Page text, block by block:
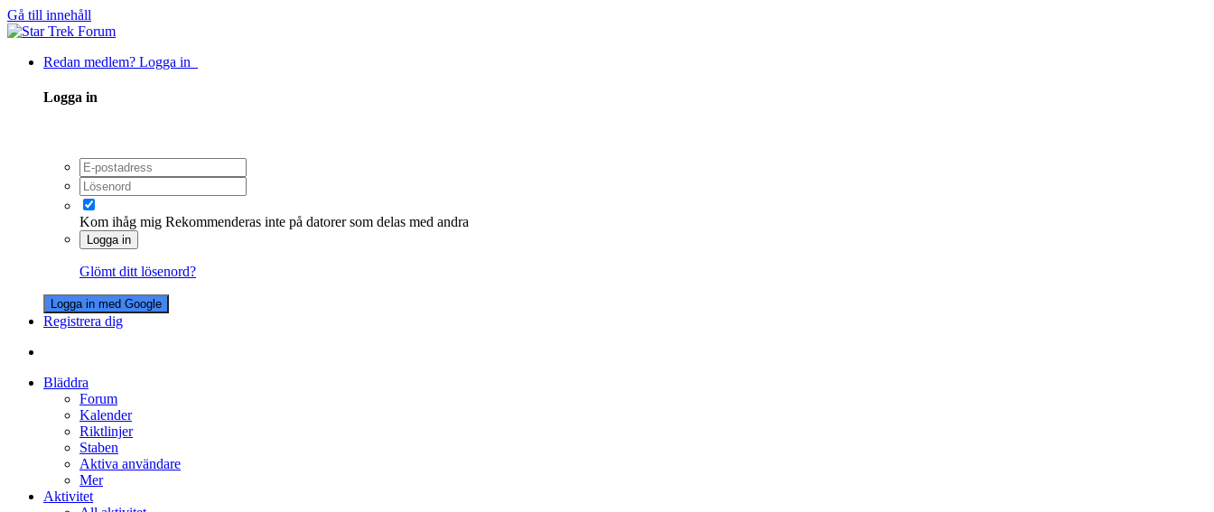
Gå till innehåll
Redan medlem? Logga in
Logga in
Kom ihåg mig Rekommenderas inte på datorer som delas med andra
Logga in
Glömt ditt lösenord?
Logga in med Google
Registrera dig
Bläddra
Forum
Kalender
Riktlinjer
Staben
Aktiva användare
Mer
Aktivitet